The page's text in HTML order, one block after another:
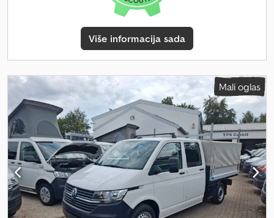
Više informacija sada
Mali oglas